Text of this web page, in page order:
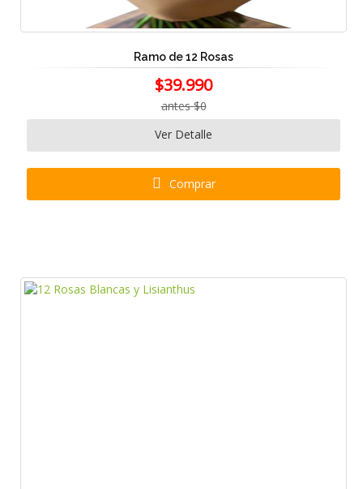
Ramo de 12 Rosas
$39.990
antes $0
Ver Detalle
Comprar